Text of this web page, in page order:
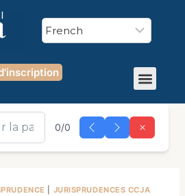
0/0
JURISPRUDENCES CCJA